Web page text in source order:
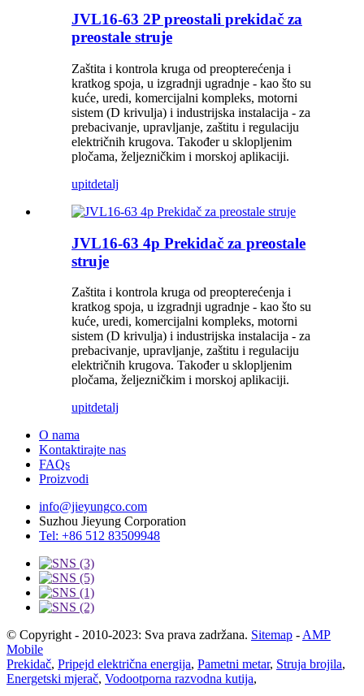
JVL16-63 2P preostali prekidač za
preostale struje
Zaštita i kontrola kruga od preopterećenja i
kratkog spoja, u izgradnji ugradnje - kao što su
kuće, uredi, komercijalni kompleks, motorni
sistem (D krivulja) i industrijska instalacija - za
prebacivanje, upravljanje, zaštitu i regulaciju
električnih krugova. Također u sklopljenim
pločama, željezničkim i morskoj aplikaciji.
upitdetalj
JVL16-63 4p Prekidač za preostale
struje
Zaštita i kontrola kruga od preopterećenja i
kratkog spoja, u izgradnji ugradnje - kao što su
kuće, uredi, komercijalni kompleks, motorni
sistem (D krivulja) i industrijska instalacija - za
prebacivanje, upravljanje, zaštitu i regulaciju
električnih krugova. Također u sklopljenim
pločama, željezničkim i morskoj aplikaciji.
upitdetalj
O nama
Kontaktirajte nas
FAQs
Proizvodi
info@jieyungco.com
Suzhou Jieyung Corporation
Tel: +86 512 83509948
© Copyright - 2010-2023: Sva prava zadržana. Sitemap - AMP
Mobile
Prekidač, Pripejd električna energija, Pametni metar, Struja brojila,
Energetski mjerač, Vodootporna razvodna kutija,